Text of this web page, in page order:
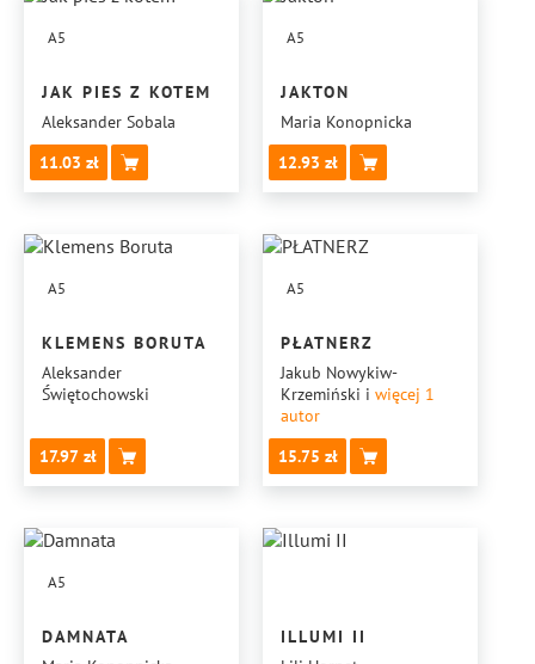
A5
JAK PIES Z KOTEM
Aleksander Sobala
11.03
A5
JAKTON
Maria Konopnicka
12.93
A5
KLEMENS BORUTA
Aleksander
Świętochowski
17.97
A5
PŁATNERZ
Jakub Nowykiw-
Krzemiński i więcej 1
autor
15.75
A5
DAMNATA
ILLUMI II